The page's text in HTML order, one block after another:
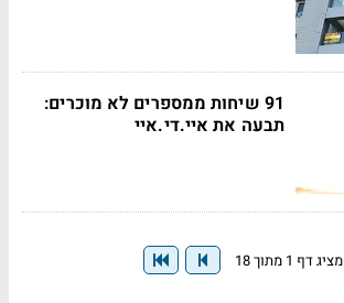
91 שיחות ממספרים לא מוכרים:
תבעה את איי.די.איי
מציג דף 1 מתוך 18